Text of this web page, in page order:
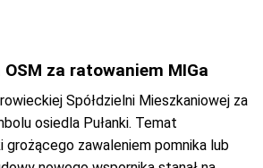
za ratowaniem MIGa
Spółdzielni Mieszkaniowej za
osiedla Pułanki. Temat
grożącego zawaleniem pomnika lub